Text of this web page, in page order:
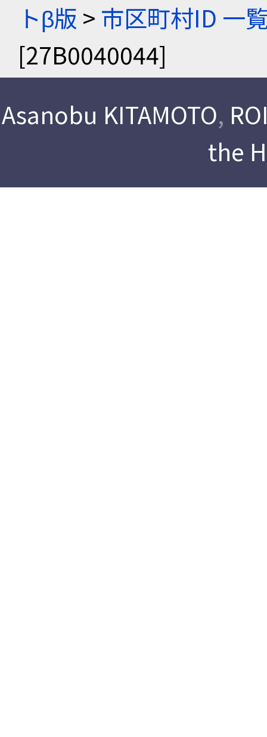
トβ版 > 市区町村ID 一
[27B0040044]
Asanobu KITAMOTO,
the